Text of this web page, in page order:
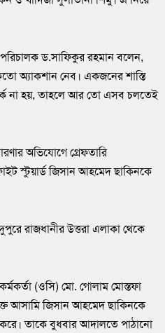
পরিচালক ড.সাফিকুর রহমান বলেন,
নেব। একজনের শাস্তি
না হয়, তাহলে আর তো এসব চলতেই
অভিযোগে গ্রেফতারি
স্টুয়ার্ড জিসান আহমেদ ছাকিনকে
রাজধানীর উত্তরা এলাকা থেকে
কর্মকর্তা (ওসি) মো. গোলাম মোস্তফা
আসামি জিসান আহমেদ ছাকিনকে
করে। তাকে বুধবার আদালতে পাঠানো